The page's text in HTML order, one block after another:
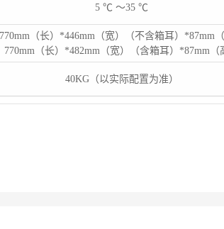
5 ℃ ～35 ℃
770mm（长）*446mm（宽）（不含箱耳）*87mm（
770mm（长）*482mm（宽）（含箱耳）*87mm（
40KG（以实际配置为准）